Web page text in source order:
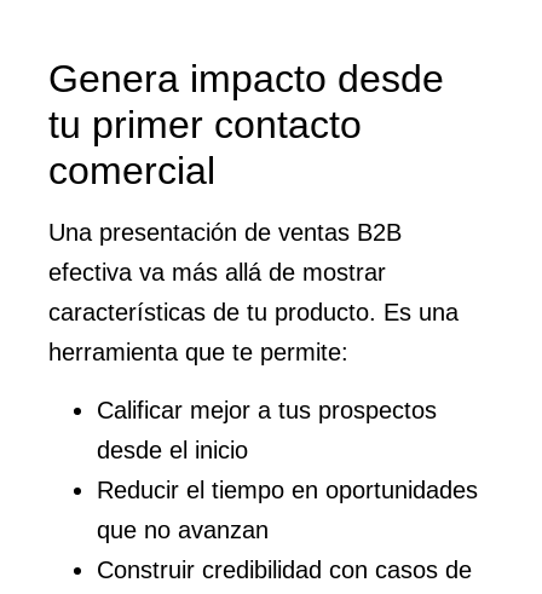
Genera impacto desde
tu primer contacto
comercial
Una presentación de ventas B2B
efectiva va más allá de mostrar
características de tu producto. Es una
herramienta que te permite:
Calificar mejor a tus prospectos
desde el inicio
Reducir el tiempo en oportunidades
que no avanzan
Construir credibilidad con casos de